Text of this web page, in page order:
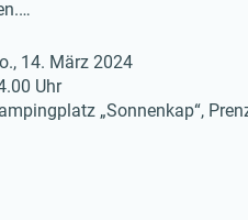
14. März 2024
Uhr
„Sonnenkap“,